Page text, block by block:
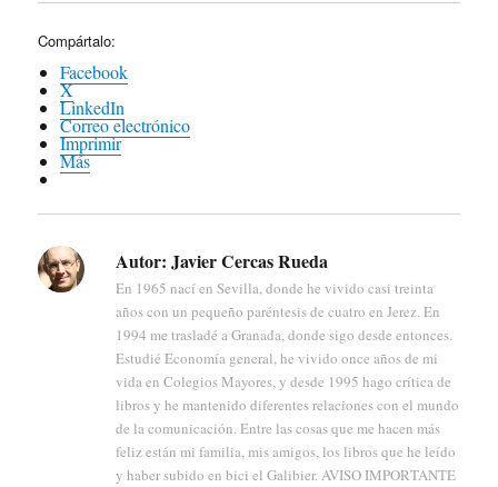
Compártalo:
Facebook
X
LinkedIn
Correo electrónico
Imprimir
Más
Autor: Javier Cercas Rueda
En 1965 nací en Sevilla, donde he vivido casi treinta
años con un pequeño paréntesis de cuatro en Jerez. En
1994 me trasladé a Granada, donde sigo desde entonces.
Estudié Economía general, he vivido once años de mi
vida en Colegios Mayores, y desde 1995 hago crítica de
libros y he mantenido diferentes relaciones con el mundo
de la comunicación. Entre las cosas que me hacen más
feliz están mi familia, mis amigos, los libros que he leído
y haber subido en bici el Galibier. AVISO IMPORTANTE